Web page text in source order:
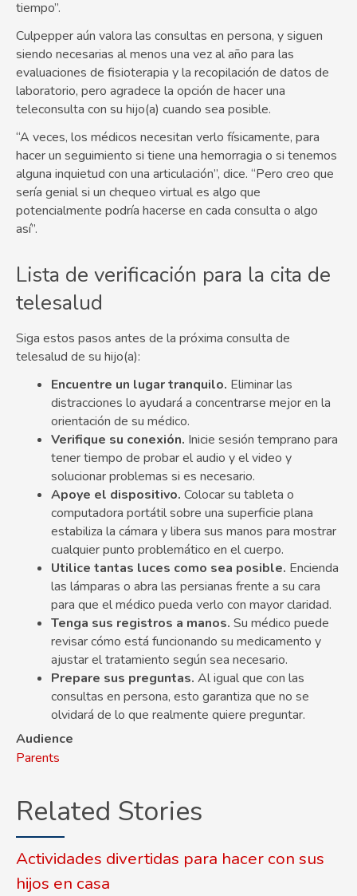
tiempo”.
Culpepper aún valora las consultas en persona, y siguen
siendo necesarias al menos una vez al año para las
evaluaciones de fisioterapia y la recopilación de datos de
laboratorio, pero agradece la opción de hacer una
teleconsulta con su hijo(a) cuando sea posible.
“A veces, los médicos necesitan verlo físicamente, para
hacer un seguimiento si tiene una hemorragia o si tenemos
alguna inquietud con una articulación”, dice. “Pero creo que
sería genial si un chequeo virtual es algo que
potencialmente podría hacerse en cada consulta o algo
así”.
Lista de verificación para la cita de
telesalud
Siga estos pasos antes de la próxima consulta de
telesalud de su hijo(a):
Encuentre un lugar tranquilo. Eliminar las
distracciones lo ayudará a concentrarse mejor en la
orientación de su médico.
Verifique su conexión. Inicie sesión temprano para
tener tiempo de probar el audio y el video y
solucionar problemas si es necesario.
Apoye el dispositivo. Colocar su tableta o
computadora portátil sobre una superficie plana
estabiliza la cámara y libera sus manos para mostrar
cualquier punto problemático en el cuerpo.
Utilice tantas luces como sea posible. Encienda
las lámparas o abra las persianas frente a su cara
para que el médico pueda verlo con mayor claridad.
Tenga sus registros a manos. Su médico puede
revisar cómo está funcionando su medicamento y
ajustar el tratamiento según sea necesario.
Prepare sus preguntas. Al igual que con las
consultas en persona, esto garantiza que no se
olvidará de lo que realmente quiere preguntar.
Audience
Parents
Related Stories
Actividades divertidas para hacer con sus
hijos en casa